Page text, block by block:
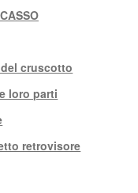
cruscotto
loro parti
retrovisore